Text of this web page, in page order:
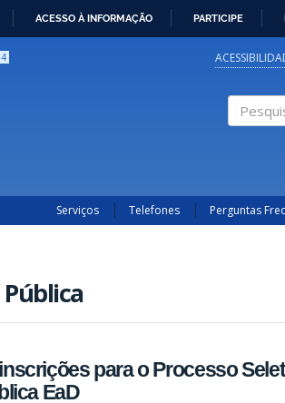
ACESSO À INFORMAÇÃO PARTICIPE
4
Serviços Telefones Perguntas
para o Processo
EaD